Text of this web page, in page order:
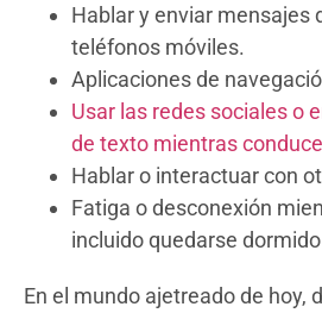
Hablar y enviar mensajes
teléfonos móviles.
Aplicaciones de
Usar las redes sociales o
de texto mientras
Hablar o interactuar con
Fatiga o desconexión
incluido quedarse
En el mundo ajetreado de hoy,